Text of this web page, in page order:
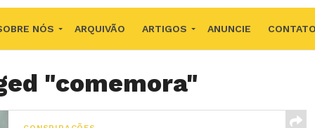
NÓS ARQUIVÃO ARTIGOS ANUNCIE CONTATO
"comemora"